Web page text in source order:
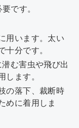
です。
用います。太い
十分です。
潜む害虫や飛び出
します。
の落下、裁断時
めに着用しま